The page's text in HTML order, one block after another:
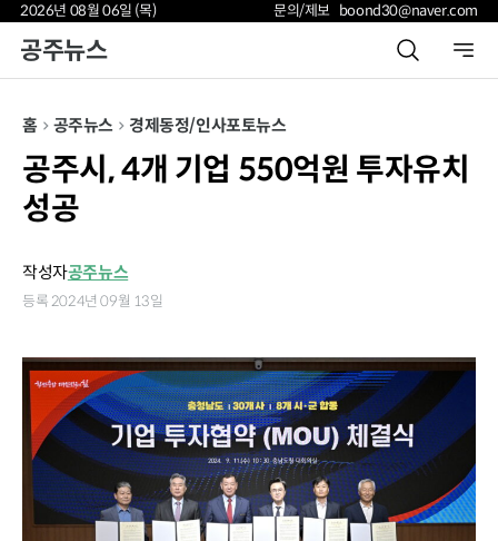
2026년 08월 06일 (목) 문의/제보 boond30@naver.com
공주뉴스
홈 공주뉴스 경제동정/인사포토뉴스
공주시, 4개 기업 550억원 투자유치
성공
작성자공주뉴스
등록 2024년 09월 13일